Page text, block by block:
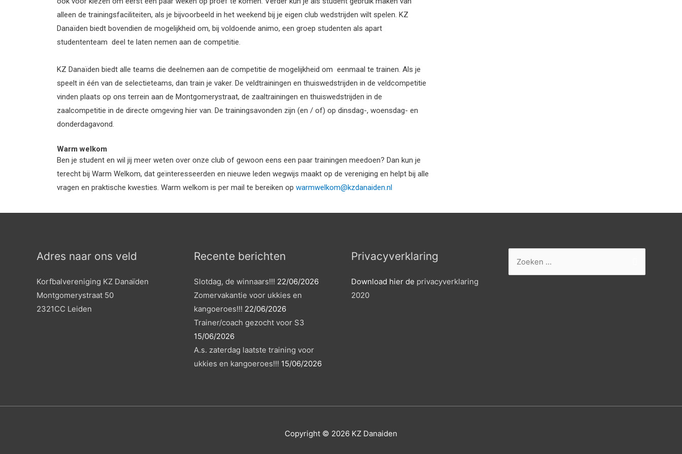
alleen de trainingsfaciliteiten, als je bijvoorbeeld in het weekend bij je eigen club wedstrijden wilt spelen. KZ
Danaïden biedt bovendien de mogelijkheid om, bij voldoende animo, een groep studenten als apart
studententeam deel te laten nemen aan de competitie.
KZ Danaïden biedt alle teams die deelnemen aan de competitie de mogelijkheid om eenmaal te trainen. Als je
speelt in één van de selectieteams, dan train je vaker. De veldtrainingen en thuiswedstrijden in de veldcompetitie
vinden plaats op ons terrein aan de Montgomerystraat, de zaaltrainingen en thuiswedstrijden in de
zaalcompetitie in de directe omgeving hier van. De trainingsavonden zijn (en / of) op dinsdag-, woensdag- en
donderdagavond.
Warm welkom
Ben je student en wil jij meer weten over onze club of gewoon eens een paar trainingen meedoen? Dan kun je
terecht bij Warm Welkom, dat geïnteresseerden en nieuwe leden wegwijs maakt op de vereniging en helpt bij alle
vragen en praktische kwesties. Warm welkom is per mail te bereiken op warmwelkom@kzdanaiden.nl
Adres naar ons veld
Korfbalvereniging KZ Danaïden
Montgomerystraat 50
2321CC Leiden
Recente berichten
Slotdag, de winnaars!!! 22/06/2026
Zomervakantie voor ukkies en
kangoeroes!!! 22/06/2026
Trainer/coach gezocht voor S3
15/06/2026
A.s. zaterdag laatste training voor
ukkies en kangoeroes!!! 15/06/2026
Privacyverklaring
Download hier de privacyverklaring
2020
Zoek
naar:
Copyright © 2026 KZ Danaiden